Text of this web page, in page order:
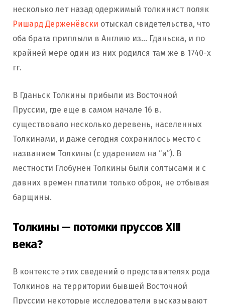
несколько лет назад одержимый толкинист поляк
Ришард Держенёвски отыскал свидетельства, что
оба брата приплыли в Англию из… Гданьска, и по
крайней мере один из них родился там же в 1740-х
гг.
В Гданьск Толкины прибыли из Восточной
Пруссии, где еще в самом начале 16 в.
существовало несколько деревень, населенных
Толкинами, и даже сегодня сохранилось место с
названием Толкины (с ударением на “и”). В
местности Глобунен Толкины были солтысами и с
давних времен платили только оброк, не отбывая
барщины.
Толкины — потомки пруссов XIII
века?
В контексте этих сведений о представителях рода
Толкинов на территории бывшей Восточной
Пруссии некоторые исследователи высказывают